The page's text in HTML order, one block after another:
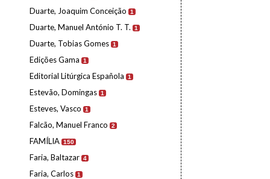
Duarte, Joaquim Conceição 1
Duarte, Manuel António T. T. 1
Duarte, Tobias Gomes 1
Edições Gama 1
Editorial Litúrgica Española 1
Estevão, Domingas 1
Esteves, Vasco 1
Falcão, Manuel Franco 2
FAMÍLIA 150
Faria, Baltazar 4
Faria, Carlos 1